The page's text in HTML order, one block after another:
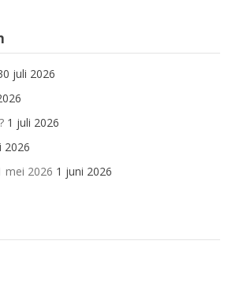
juli 2026
1 juli 2026
2026
mei 2026 1 juni 2026